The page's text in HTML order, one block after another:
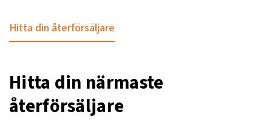
Hitta din återförsäljare
Hitta din närmaste
återförsäljare